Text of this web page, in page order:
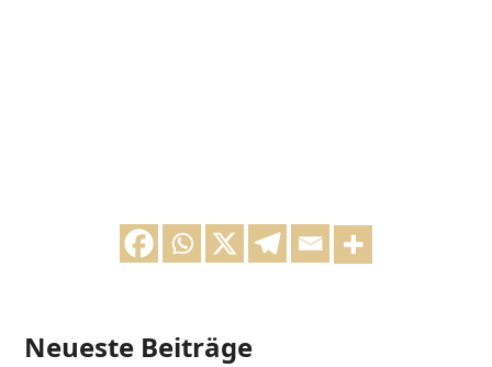
Neueste Beiträge